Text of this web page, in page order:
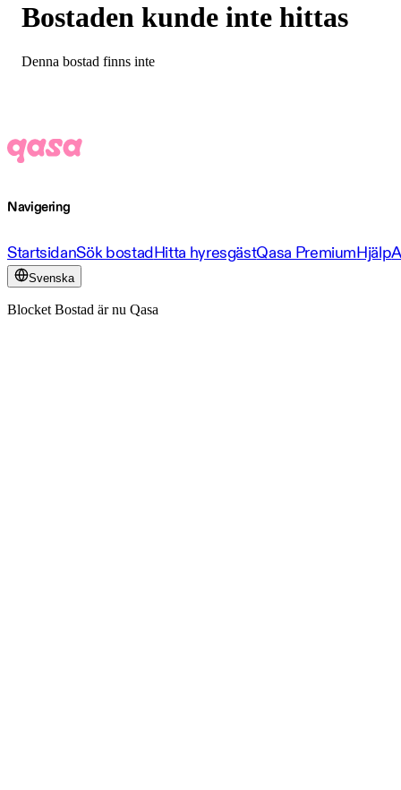
Bostaden kunde inte hittas
Denna bostad finns inte
Navigering
StartsidanSök bostadHitta hyresgästQasa PremiumHjälp
Svenska
Blocket Bostad är nu Qasa